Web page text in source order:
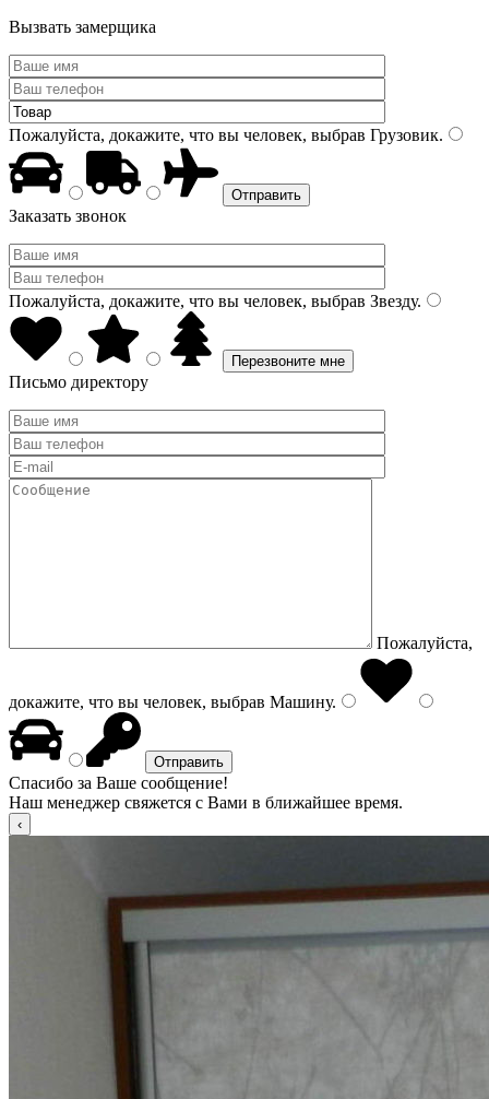
Вызвать замерщика
Пожалуйста, докажите, что вы человек, выбрав Грузовик.
Заказать звонок
Пожалуйста, докажите, что вы человек, выбрав Звезду.
Письмо директору
Пожалуйста,
докажите, что вы человек, выбрав Машину.
Спасибо за Ваше сообщение!
Наш менеджер свяжется с Вами в ближайшее время.